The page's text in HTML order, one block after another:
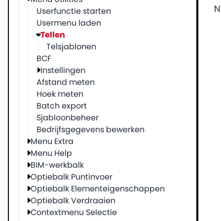
Userfunctie starten
Usermenu laden
Tellen
Telsjablonen
BCF
Instellingen
Afstand meten
Hoek meten
Batch export
Sjabloonbeheer
Bedrijfsgegevens bewerken
Menu Extra
Menu Help
BIM-werkbalk
Optiebalk Puntinvoer
Optiebalk Elementeigenschappen
Optiebalk Verdraaien
Contextmenu Selectie